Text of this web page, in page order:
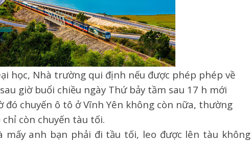
học, Nhà trường qui định nếu được phép phép về
giờ buổi chiều ngày Thứ bảy tầm sau 17 h mới
đó chuyến ô tô ở Vĩnh Yên không còn nữa, thường
còn chuyến tàu tối.
mấy anh bạn phải đi tầu tối, leo được lên tàu không